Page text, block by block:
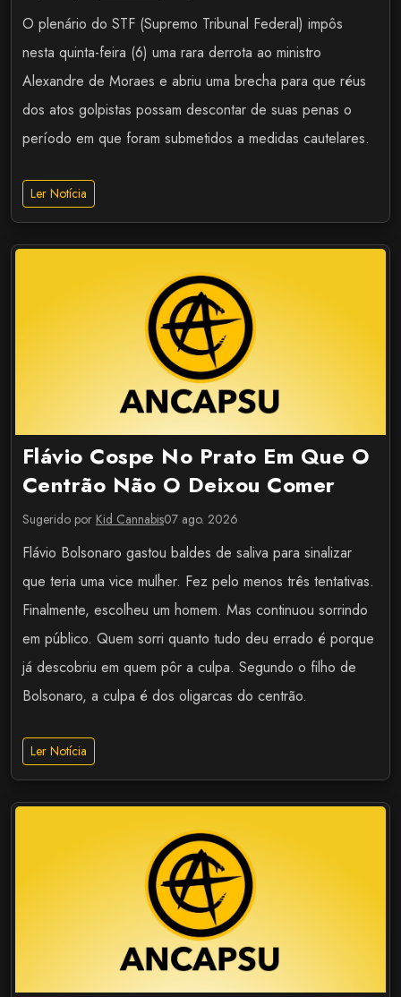
O plenário do STF (Supremo Tribunal Federal) impôs
nesta quinta-feira (6) uma rara derrota ao ministro
Alexandre de Moraes e abriu uma brecha para que réus
dos atos golpistas possam descontar de suas penas o
período em que foram submetidos a medidas cautelares.
Ler Notícia
Flávio Cospe No Prato Em Que O
Centrão Não O Deixou Comer
Sugerido por Kid Cannabis07 ago. 2026
Flávio Bolsonaro gastou baldes de saliva para sinalizar
que teria uma vice mulher. Fez pelo menos três tentativas.
Finalmente, escolheu um homem. Mas continuou sorrindo
em público. Quem sorri quanto tudo deu errado é porque
já descobriu em quem pôr a culpa. Segundo o filho de
Bolsonaro, a culpa é dos oligarcas do centrão.
Ler Notícia